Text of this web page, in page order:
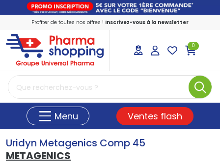
Profiter de toutes nos offres ! Inscrivez-vous à la newsletter
PharmaShopping Votre pharmacie en
0
Menu Ventes flash
Uridyn Metagenics Comp 45
METAGENICS